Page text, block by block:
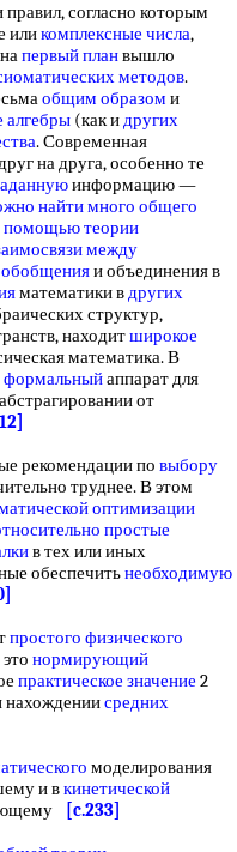
согласно которым
иликомплексные числа,
первый планвышло
методов.
общим образом и
алгебры (как идругих
. Современная
на друга, особенно те
информацию —
найтимного общего
помощью теории
между
обобщенияи объединения в
математики вдругих
структур,
находитширокое
математика. В
аппарат для
от
рекомендации по выбору
труднее. В этом
оптимизации
простые
в тех или иных
обеспечитьнеобходимую
простого физического
нормирующий
практическое значение 2
нахождениисредних
моделирования
и вкинетической
[c.233]